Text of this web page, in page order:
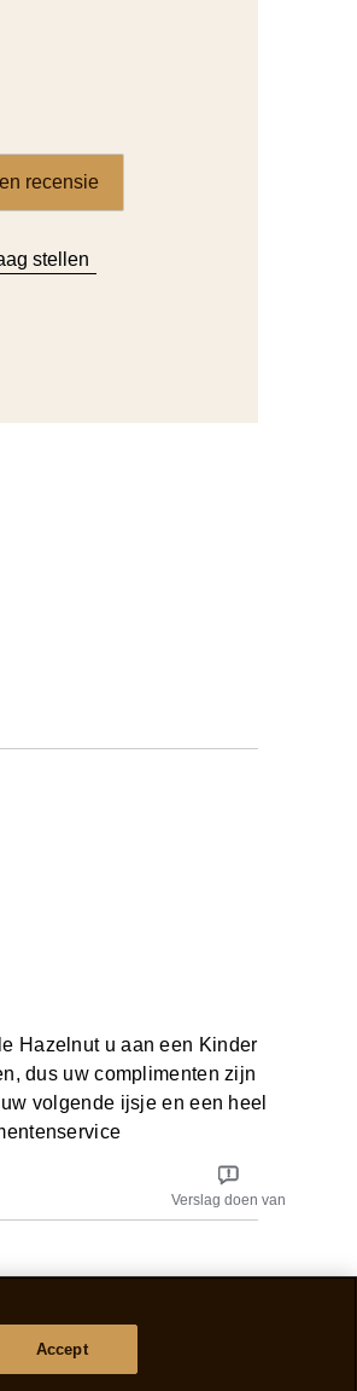
recensie
stellen
Hazelnut u aan een Kinder
dus uw complimenten zijn
volgende ijsje en een heel
Verslag doen van
Accept